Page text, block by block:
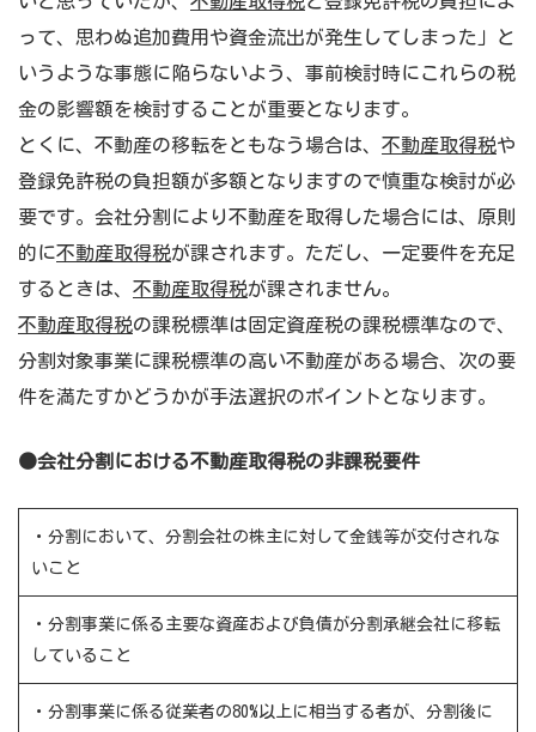
って、思わぬ追加費用や資金流出が発生してしまった」と
いうような事態に陥らないよう、事前検討時にこれらの税
金の影響額を検討することが重要となります。
とくに、不動産の移転をともなう場合は、 不動産取得税や
登録免許税の負担額が多額となりますので慎重な検討が必
要です。会社分割により不動産を取得した場合には、原則
的に不動産取得税が課されます。ただし、一定要件を充足
するときは、 不動産取得税が課されません。
不動産取得税の課税標準は固定資産税の課税標準なので、
分割対象事業に課税標準の高い不動産がある場合、次の要
件を満たすかどうかが手法選択のポイントとなります。
●会社分割における不動産取得税の非課税要件
・分割において、分割会社の株主に対して金銭等が交付されな
いこと
・分割事業に係る主要な資産および負債が分割承継会社に移転
していること
・分割事業に係る従業者の80%以上に相当する者が、分割後に